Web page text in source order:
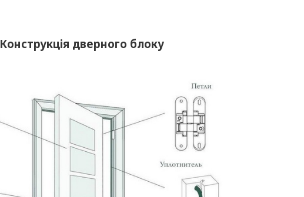
Конструкція дверного блоку